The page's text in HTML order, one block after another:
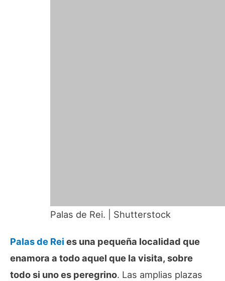
Palas de Rei. | Shutterstock
Palas de Rei es una pequeña localidad que
enamora a todo aquel que la visita, sobre
todo si uno es peregrino. Las amplias plazas